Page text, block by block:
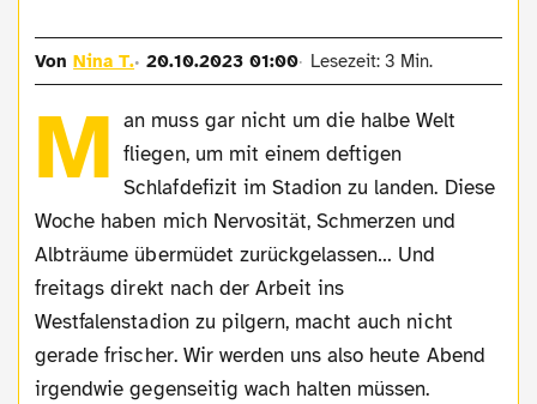
VonNina T. 20.10.2023 01:00 Lesezeit: 3 Min.
M an muss gar nicht um die halbe Welt
fliegen, um mit einem deftigen
Schlafdefizit im Stadion zu landen. Diese
Woche haben mich Nervosität, Schmerzen und
Albträume übermüdet zurückgelassen… Und
freitags direkt nach der Arbeit ins
Westfalenstadion zu pilgern, macht auch nicht
gerade frischer. Wir werden uns also heute Abend
irgendwie gegenseitig wach halten müssen.